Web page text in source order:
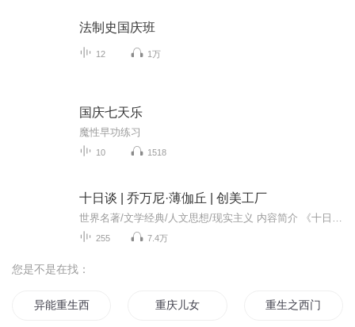
法制史国庆班
12 1万
国庆七天乐
魔性早功练习
10 1518
十日谈 | 乔万尼·薄伽丘 | 创美工厂
255 7.4万
您是不是在找：
异能重生西门庆 重庆儿女 重生之西门庆